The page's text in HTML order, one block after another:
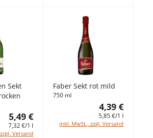
Sekt
5,49 €
7,32 €/1 l
Versand
Faber Sekt rot mild
750 ml
4,39 €
5,85 €/1 l
inkl. MwSt., zzgl. Versand